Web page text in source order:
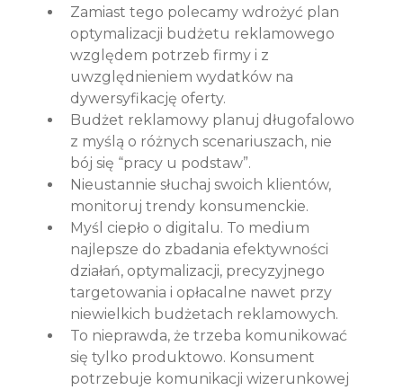
Zamiast tego polecamy wdrożyć plan
optymalizacji budżetu reklamowego
względem potrzeb firmy i z
uwzględnieniem wydatków na
dywersyfikację oferty.
Budżet reklamowy planuj długofalowo
z myślą o różnych scenariuszach, nie
bój się “pracy u podstaw”.
Nieustannie słuchaj swoich klientów,
monitoruj trendy konsumenckie.
Myśl ciepło o digitalu. To medium
najlepsze do zbadania efektywności
działań, optymalizacji, precyzyjnego
targetowania i opłacalne nawet przy
niewielkich budżetach reklamowych.
To nieprawda, że trzeba komunikować
się tylko produktowo. Konsument
potrzebuje komunikacji wizerunkowej